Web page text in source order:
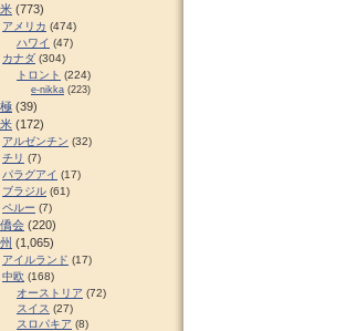
(773)
アメリカ (474)
ハワイ (47)
カナダ (304)
トロント (224)
e-nikka (223)
(39)
(172)
アルゼンチン (32)
チリ (7)
パラグアイ (17)
ブラジル (61)
ペルー (7)
会 (220)
(1,065)
アイルランド (17)
中欧 (168)
オーストリア (72)
スイス (27)
スロパキア (8)